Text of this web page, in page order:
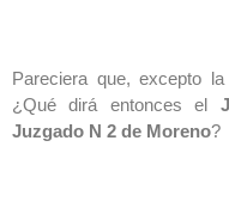
Pareciera que, excepto la
¿Qué dirá entonces el
Juzgado N 2 de Moreno?